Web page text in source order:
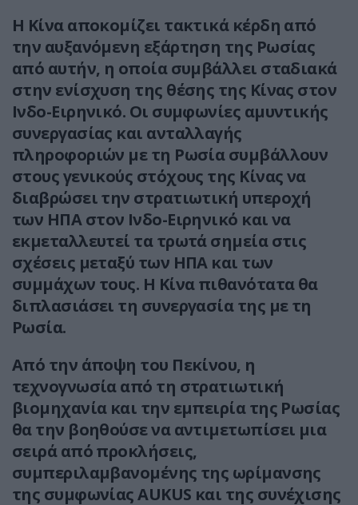
Η Κίνα αποκομίζει τακτικά κέρδη από
την αυξανόμενη εξάρτηση της Ρωσίας
από αυτήν, η οποία συμβάλλει σταδιακά
στην ενίσχυση της θέσης της Κίνας στον
Ινδο-Ειρηνικό. Οι συμφωνίες αμυντικής
συνεργασίας και ανταλλαγής
πληροφοριών με τη Ρωσία συμβάλλουν
στους γενικούς στόχους της Κίνας να
διαβρώσει την στρατιωτική υπεροχή
των ΗΠΑ στον Ινδο-Ειρηνικό και να
εκμεταλλευτεί τα τρωτά σημεία στις
σχέσεις μεταξύ των ΗΠΑ και των
συμμάχων τους. Η Κίνα πιθανότατα θα
διπλασιάσει τη συνεργασία της με τη
Ρωσία.
Από την άποψη του Πεκίνου, η
τεχνογνωσία από τη στρατιωτική
βιομηχανία και την εμπειρία της Ρωσίας
θα την βοηθούσε να αντιμετωπίσει μια
σειρά από προκλήσεις,
συμπεριλαμβανομένης της ωρίμανσης
της συμφωνίας AUKUS και της συνέχισης